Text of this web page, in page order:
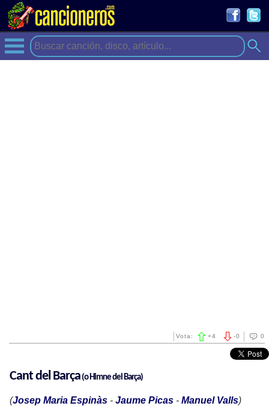
0
-0
Vota: +4
Cant del Barça (oHimne del Barça)
(Josep Maria Espinàs - Jaume Picas - Manuel Valls)